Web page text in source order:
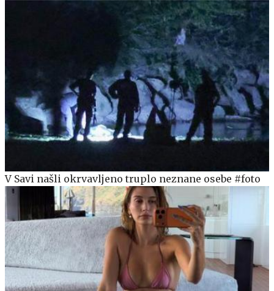
V Savi našli okrvavljeno truplo neznane osebe #foto